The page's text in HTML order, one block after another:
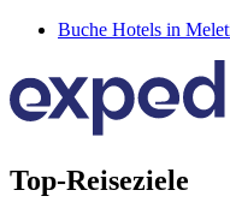
Buche Hotels in
Top-Reiseziele